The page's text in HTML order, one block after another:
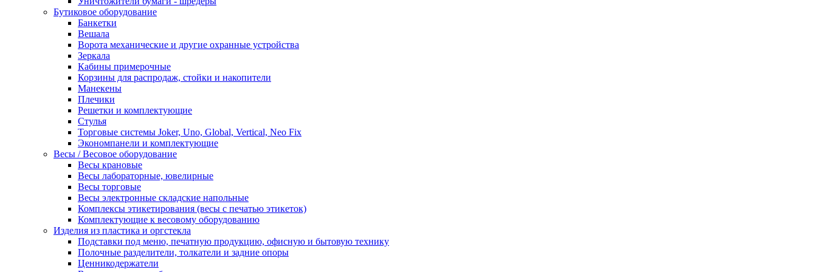
Бутиковое оборудование
Банкетки
Вешала
Ворота механические и другие охранные устройства
Зеркала
Кабины примерочные
Корзины для распродаж, стойки и накопители
Манекены
Плечики
Решетки и комплектующие
Стулья
Торговые системы Joker, Uno, Global, Vertical, Neo Fix
Экономпанели и комплектующие
Весы / Весовое оборудование
Весы крановые
Весы лабораторные, ювелирные
Весы торговые
Весы электронные складские напольные
Комплексы этикетирования (весы с печатью этикеток)
Комплектующие к весовому оборудованию
Изделия из пластика и оргстекла
Подставки под меню, печатную продукцию, офисную и бытовую технику
Полочные разделители, толкатели и задние опоры
Ценникодержатели